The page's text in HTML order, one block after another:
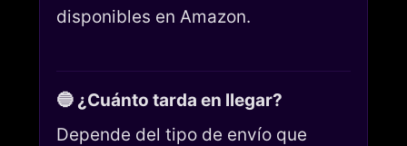
disponibles en Amazon.
🔵 ¿Cuánto tarda en llegar?
Depende del tipo de envío que